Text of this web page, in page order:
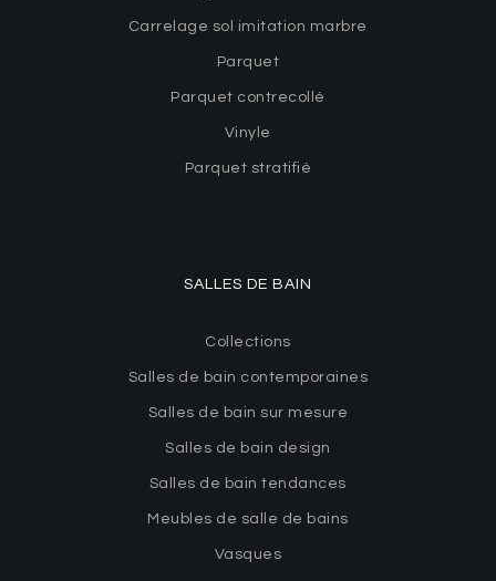
Carrelage sol imitation marbre
Parquet
Parquet contrecollé
Vinyle
Parquet stratifié
SALLES DE BAIN
Collections
Salles de bain contemporaines
Salles de bain sur mesure
Salles de bain design
Salles de bain tendances
Meubles de salle de bains
Vasques